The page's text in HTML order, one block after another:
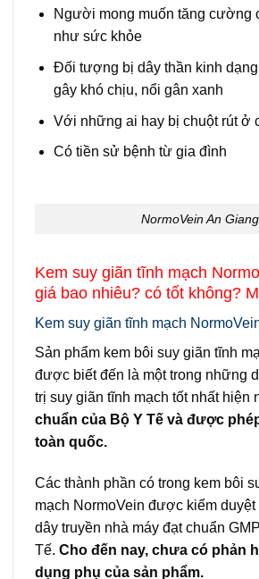
Người mong muốn tăng cường
như sức khỏe
Đối tượng bị dây thần kinh
gây khó chịu, nổi gân xanh
Với những ai hay bị chuột rút ở
Có tiền sử bệnh từ gia đình
NormoVein An Giang
Kem suy giãn tĩnh mạch
giá bao nhiêu? có tốt không?
Kem suy giãn tĩnh mạch
Sản phẩm kem bôi suy giãn tĩnh
được biết đến là một trong những
trị suy giãn tĩnh mạch tốt nhất hiện
chuẩn của Bộ Y Tế và được
toàn quốc.
Các thành phần có trong kem bôi
mạch NormoVein được kiểm duyệt
dây truyền nhà máy đạt chuẩn
Tế. Cho đến nay, chưa có phản
dụng phụ của sản phẩm.